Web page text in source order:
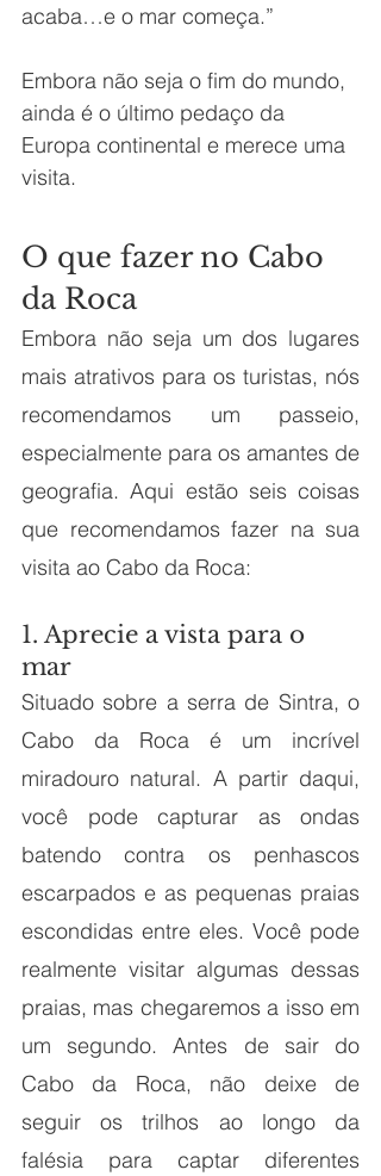
acaba…e o mar começa.”
Embora não seja o fim do mundo,
ainda é o último pedaço da
Europa continental e merece uma
visita.
O que fazer no Cabo
da Roca
Embora não seja um dos lugares
mais atrativos para os turistas, nós
recomendamos um passeio,
especialmente para os amantes de
geografia. Aqui estão seis coisas
que recomendamos fazer na sua
visita ao Cabo da Roca:
1. Aprecie a vista para o
mar
Situado sobre a serra de Sintra, o
Cabo da Roca é um incrível
miradouro natural. A partir daqui,
você pode capturar as ondas
batendo contra os penhascos
escarpados e as pequenas praias
escondidas entre eles. Você pode
realmente visitar algumas dessas
praias, mas chegaremos a isso em
um segundo. Antes de sair do
Cabo da Roca, não deixe de
seguir os trilhos ao longo da
falésia para captar diferentes